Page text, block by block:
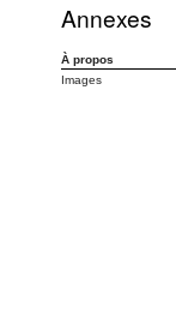
Annexes
À propos
Images